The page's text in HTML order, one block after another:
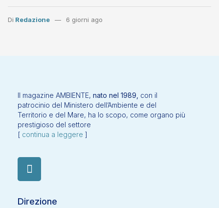
Di Redazione 6 giorni ago
Il magazine AMBIENTE, nato nel 1989, con il
patrocinio del Ministero dell’Ambiente e del
Territorio e del Mare, ha lo scopo, come organo più
prestigioso del settore
[ continua a leggere ]
Direzione